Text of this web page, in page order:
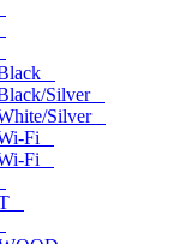
Silver
Silver
Fi
Fi